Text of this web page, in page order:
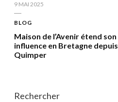
9 MAI 2025
BLOG
Maison de l’Avenir étend son
influence en Bretagne depuis
Quimper
Rechercher